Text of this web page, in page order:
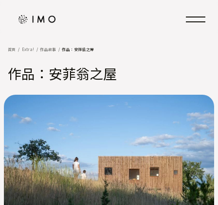
首頁 Extra! 作品故事 作品：安菲翁之屋
作品：安菲翁之屋